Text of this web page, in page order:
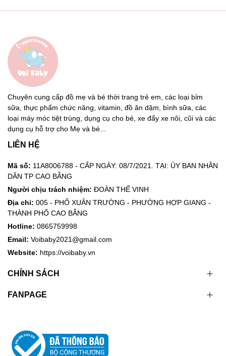
Chuyên cung cấp đồ mẹ và bé thời trang trẻ em, các loại bỉm
sữa, thực phẩm chức năng, vitamin, đồ ăn dặm, bình sữa, các
loại máy móc tiệt trùng, dụng cụ cho bé, xe đẩy xe nôi, cũi và các
dụng cụ hỗ trợ cho Mẹ và bé...
LIÊN HỆ
Mã số: 11A8006788 - CẤP NGÀY: 08/7/2021. TẠI: ỦY BAN NHÂN
DÂN TP CAO BẰNG
Người chịu trách nhiệm: ĐOÀN THẾ VINH
Địa chỉ: 005 - PHỐ XUÂN TRƯỜNG - PHƯỜNG HỢP GIANG -
THÀNH PHỐ CAO BẰNG
Hotline: 0865759998
Email: Voibaby2021@gmail.com
Website: https://voibaby.vn
CHÍNH SÁCH
FANPAGE